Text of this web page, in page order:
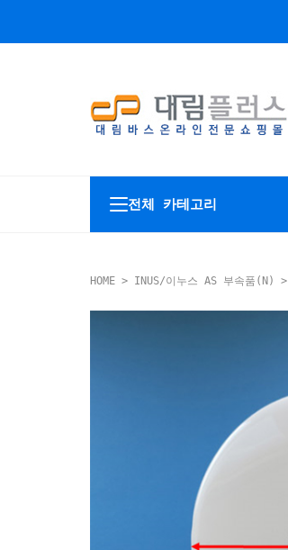
전체 카테고리
HOME > INUS/이누스 AS 부속품(N) >